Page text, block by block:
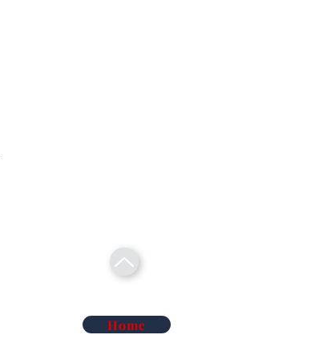
Home